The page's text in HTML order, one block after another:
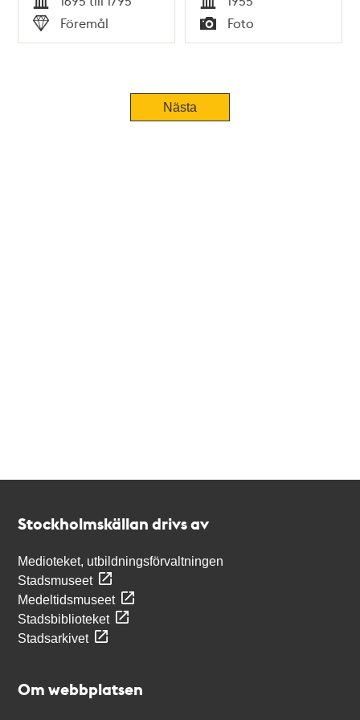
Tid
Typ
Föremål Tid
Typ
Foto
Nästa
Stockholmskällan drivs av
Medioteket, utbildningsförvaltningen
Stadsmuseet
Medeltidsmuseet
Stadsbiblioteket
Stadsarkivet
Om webbplatsen